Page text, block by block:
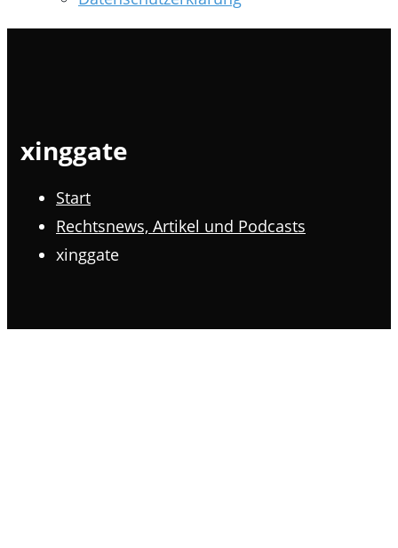
xinggate
Start
Rechtsnews, Artikel und Podcasts
xinggate